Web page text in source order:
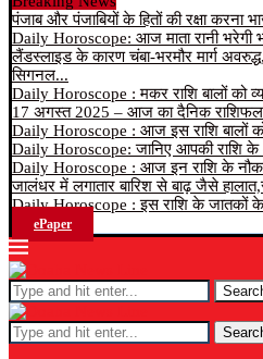
पंजाब और पंजाबियों के हितों की रक्षा करना
Daily Horoscope: आज माता रानी भरेगी
लैंडस्लाइड के कारण चंबा-भरमौर मार्ग
सिगनल...
Daily Horoscope : मकर राशि बालों को
17 अगस्त 2025 – आज का दैनिक राशिफल
Daily Horoscope : आज इस राशि बालों
Daily Horoscope: जानिए आपकी राशि
Daily Horoscope : आज इन राशि के
जालंधर में लगातार बारिश से बाढ़ जैसे
Daily Horoscope : इस राशि के जातकों
ePaper